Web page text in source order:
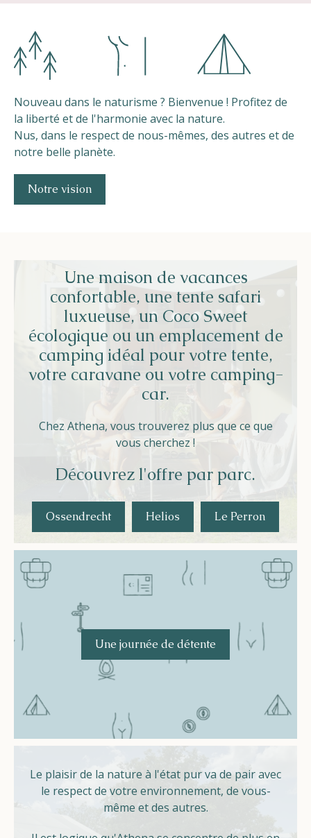
Nouveau dans le naturisme ? Bienvenue ! Profitez de
la liberté et de l'harmonie avec la nature.
Nus, dans le respect de nous-mêmes, des autres et de
notre belle planète.
Notre vision
Une maison de vacances
confortable, une tente safari
luxueuse, un Coco Sweet
écologique ou un emplacement de
camping idéal pour votre tente,
votre caravane ou votre camping-
car.
Chez Athena, vous trouverez plus que ce que
vous cherchez !
Découvrez l'offre par parc.
Ossendrecht Helios Le Perron
Une journée de détente
Le plaisir de la nature à l'état pur va de pair avec
le respect de votre environnement, de vous-
même et des autres.